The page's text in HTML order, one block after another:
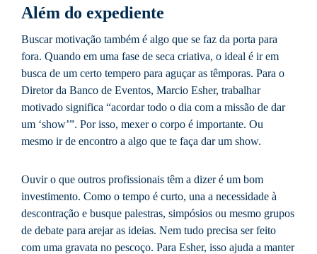
Além do expediente
Buscar motivação também é algo que se faz da porta para
fora. Quando em uma fase de seca criativa, o ideal é ir em
busca de um certo tempero para aguçar as têmporas. Para o
Diretor da Banco de Eventos, Marcio Esher, trabalhar
motivado significa “acordar todo o dia com a missão de dar
um ‘show’”. Por isso, mexer o corpo é importante. Ou
mesmo ir de encontro a algo que te faça dar um show.
Ouvir o que outros profissionais têm a dizer é um bom
investimento. Como o tempo é curto, una a necessidade à
descontração e busque palestras, simpósios ou mesmo grupos
de debate para arejar as ideias. Nem tudo precisa ser feito
com uma gravata no pescoço. Para Esher, isso ajuda a manter